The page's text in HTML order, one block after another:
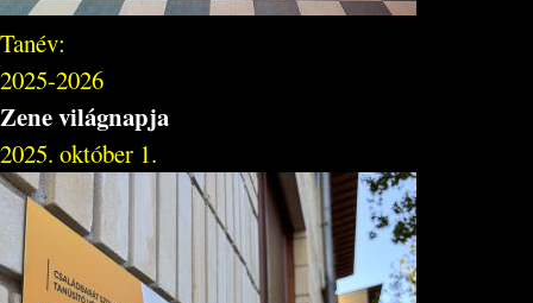
Tanév:
2025-2026
Zene világnapja
2025. október 1.